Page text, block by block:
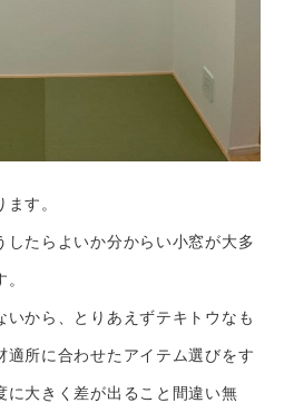
す。
したらよいか分からい小窓が大多
いから、とりあえずテキトウなも
適所に合わせたアイテム選びをす
に大きく差が出ること間違い無